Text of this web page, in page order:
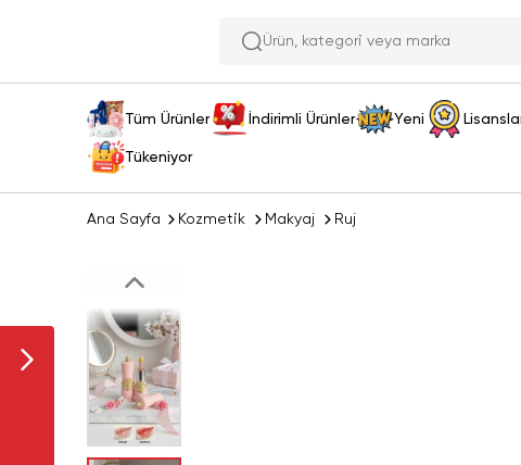
Ürün, kat
Tüm Ürünler İndirimli Ürünler Yeni
Tükeniyor
Ana Sayfa Kozmetik Makyaj Ruj